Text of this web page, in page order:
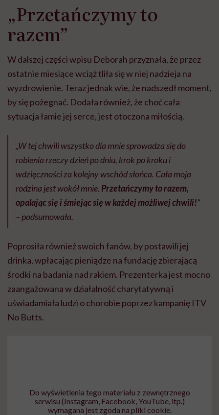
może chyba tylko
głupota i brak
pracy
„Przetańczymy to
razem”
W dalszej części wpisu Deborah przyznała, że przez
ostatnie miesiące wciąż tliła się w niej nadzieja na
wyzdrowienie. Teraz jednak wie, że nadszedł moment,
by się pożegnać. Dodała również, że choć cała
sytuacja łamie jej serce, jest otoczona miłością.
„W tej chwili wszystko dla mnie sprowadza się do
robienia rzeczy dzień po dniu, krok po kroku i
wdzięczności za kolejny wschód słońca. Cała moja
rodzina jest wokół mnie. Przetańczymy to razem,
opalając się i śmiejąc się w każdej możliwej chwili!”
– podsumowała.
Poprosiła również swoich fanów, by postawili jej
drinka, wpłacając pieniądze na fundację zbierającą
środki na badania nad rakiem. Prezenterka jest mocno
zaangażowana w działalność charytatywną i
uświadamiała ludzi o chorobie poprzez kampanię ITV
No Butts.
Do wyświetlenia tego materiału z zewnętrznego
serwisu (Instagram, Facebook, YouTube, itp.)
wymagana jest zgoda na pliki cookie.